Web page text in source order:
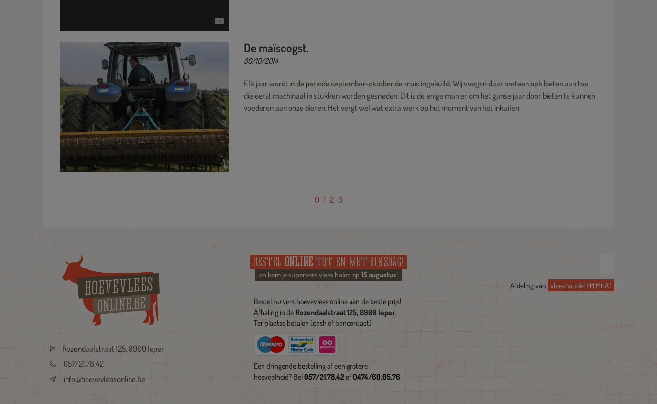
De maïsoogst.
30/10/2014
Elk jaar wordt in de periode september-oktober de maïs ingekuild. Wij voegen daar meteen ook bieten aan toe
die eerst machinaal in stukken worden gesneden. Dit is de enige manier om het ganse jaar door bieten te kunnen
voederen aan onze dieren. Het vergt wel wat extra werk op het moment van het inkuilen.
0 1 2 3
Rozendaalstraat 125, 8900 Ieper
057/21.78.42
info@hoevevleesonline.be
BESTEL ONLINE TOT EN MET DINSDAG!
en kom je supervers vlees halen op 15 augustus!
Bestel nu vers hoevevlees online aan de beste prijs!
Afhaling in de Rozendaalstraat 125, 8900 Ieper.
Ter plaatse betalen (cash of bancontact)
Een dringende bestelling of een grotere
hoeveelheid? Bel057/21.78.42of0474/60.05.76
Afdeling van vleeshandel FM MEAT